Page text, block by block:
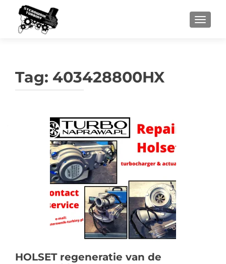
Tag: 403428800HX
HOLSET regeneratie van de